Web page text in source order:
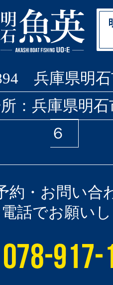
兵庫県明石
：兵庫県明
６
約・お問い合
話でお願い